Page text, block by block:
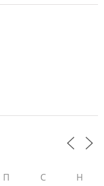
П С Н